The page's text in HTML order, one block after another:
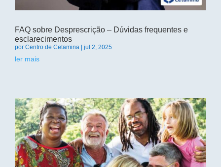
FAQ sobre Desprescrição – Dúvidas frequentes e
esclarecimentos
por Centro de Cetamina jul 2, 2025
ler mais